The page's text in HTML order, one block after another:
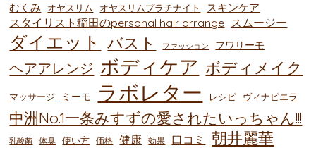
むくみ オヤスリム オヤスリムプラチナイト スキンケア
スタイリスト稲田のpersonal hair arrange スムージー
ダイエット バスト ファッション フワリーモ
ヘアアレンジ ボディケア ボディメイク
マッサージ ミーモ ラボレター レシピ ヴィナピエラ
中洲No.1一条みすずの愛されたいっちゃん!!!
乳酸菌 体臭 使い方 価格 健康 効果 口コミ 朝井麗華